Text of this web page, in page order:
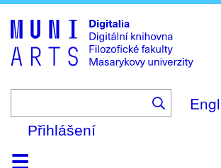
to
main
content
Přihlášení